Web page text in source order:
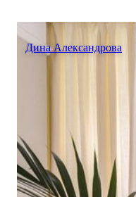
Дина Александрова